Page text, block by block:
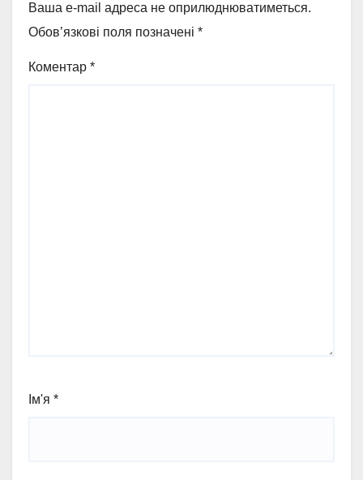
Ваша e-mail адреса не оприлюднюватиметься.
Обов’язкові поля позначені *
Коментар *
Ім'я *